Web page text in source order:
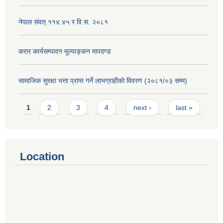
नेपाल संवत् ११४.४५ र वि.स. २०८१
करार कार्यसम्पादन मूल्याङ्कन मापदण्ड
सामाजिक सुरक्षा भत्ता प्राप्त गर्ने लाभग्राहीको विवरण (२०८१/०३ सम्म)
Pages
1 2 3 4 next › last »
Location